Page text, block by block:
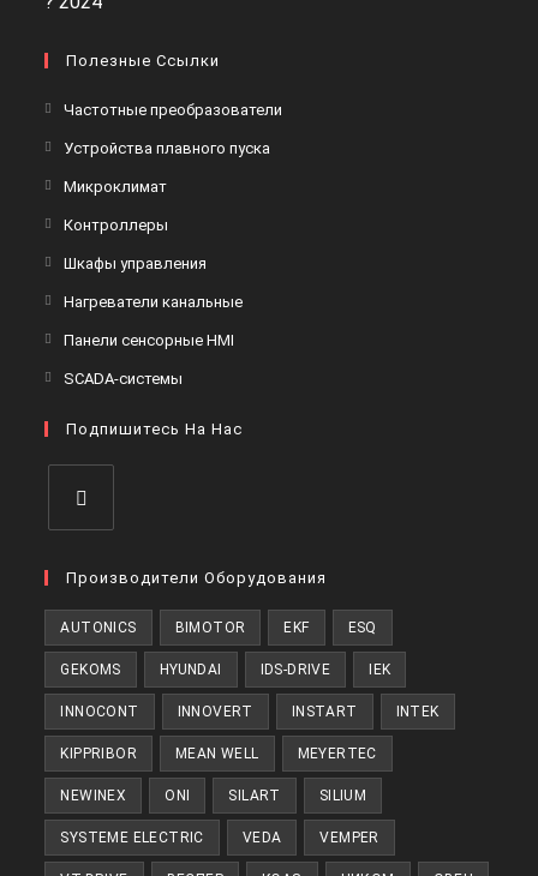
Полезные Ссылки
Частотные преобразователи
Устройства плавного пуска
МикроклиматОткроется
вкладке
Контроллеры
вкладке
Шкафы управления
вкладке
Нагреватели канальныеОткроется
Панели сенсорные HMI
вкладке
SCADA-системы
новой
Подпишитесь На Нас
в
вкладке
Производители Оборудования
AUTONICS BIMOTOR EKF ESQ
GEKOMS HYUNDAI IDS-DRIVE IEK
INNOCONT INNOVERT INSTART INTEK
KIPPRIBOR MEAN WELL MEYERTEC
NEWINEX ONI SILART SILIUM
SYSTEME ELECTRIC VEDA VEMPER